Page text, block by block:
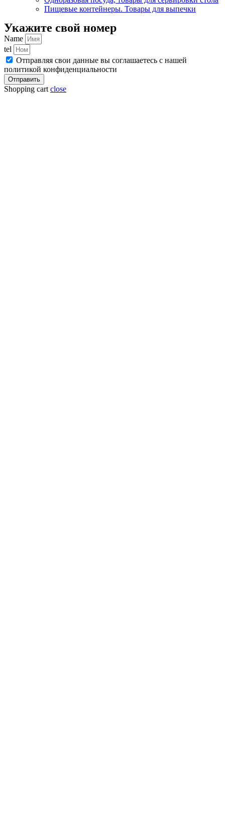
Пищевые контейнеры. Товары для выпечки
Укажите свой номер
Name
tel
Отправляя свои данные вы соглашаетесь с нашей
политикой конфиденциальности
Отправить
Shopping cart close